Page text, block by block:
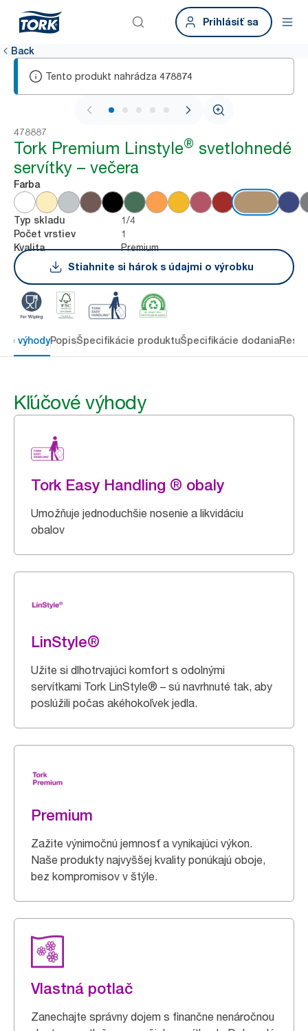
Prihlásiť sa
Back
Tento produkt nahrádza 478874
1 / 5
478887
Tork Premium Linstyle® svetlohnedé
servítky – večera
Farba
Typ skladu 1/4
Počet vrstiev 1
Kvalita
Premium
Stiahnite si hárok s údajmi o výrobku
výhodyPopisŠpecifikácie produktuŠpecifikácie dodania
Kľúčové výhody
Tork Easy Handling ® obaly
Umožňuje jednoduchšie nosenie a likvidáciu
obalov
LinStyle®
Užite si dlhotrvajúci komfort s odolnými
servítkami Tork LinStyle® – sú navrhnuté tak, aby
poslúžili počas akéhokoľvek jedla.
Premium
Zažite výnimočnú jemnosť a vynikajúci výkon.
Naše produkty najvyššej kvality ponúkajú oboje,
bez kompromisov v štýle.
Vlastná potlač
Zanechajte správny dojem s finančne nenáročnou